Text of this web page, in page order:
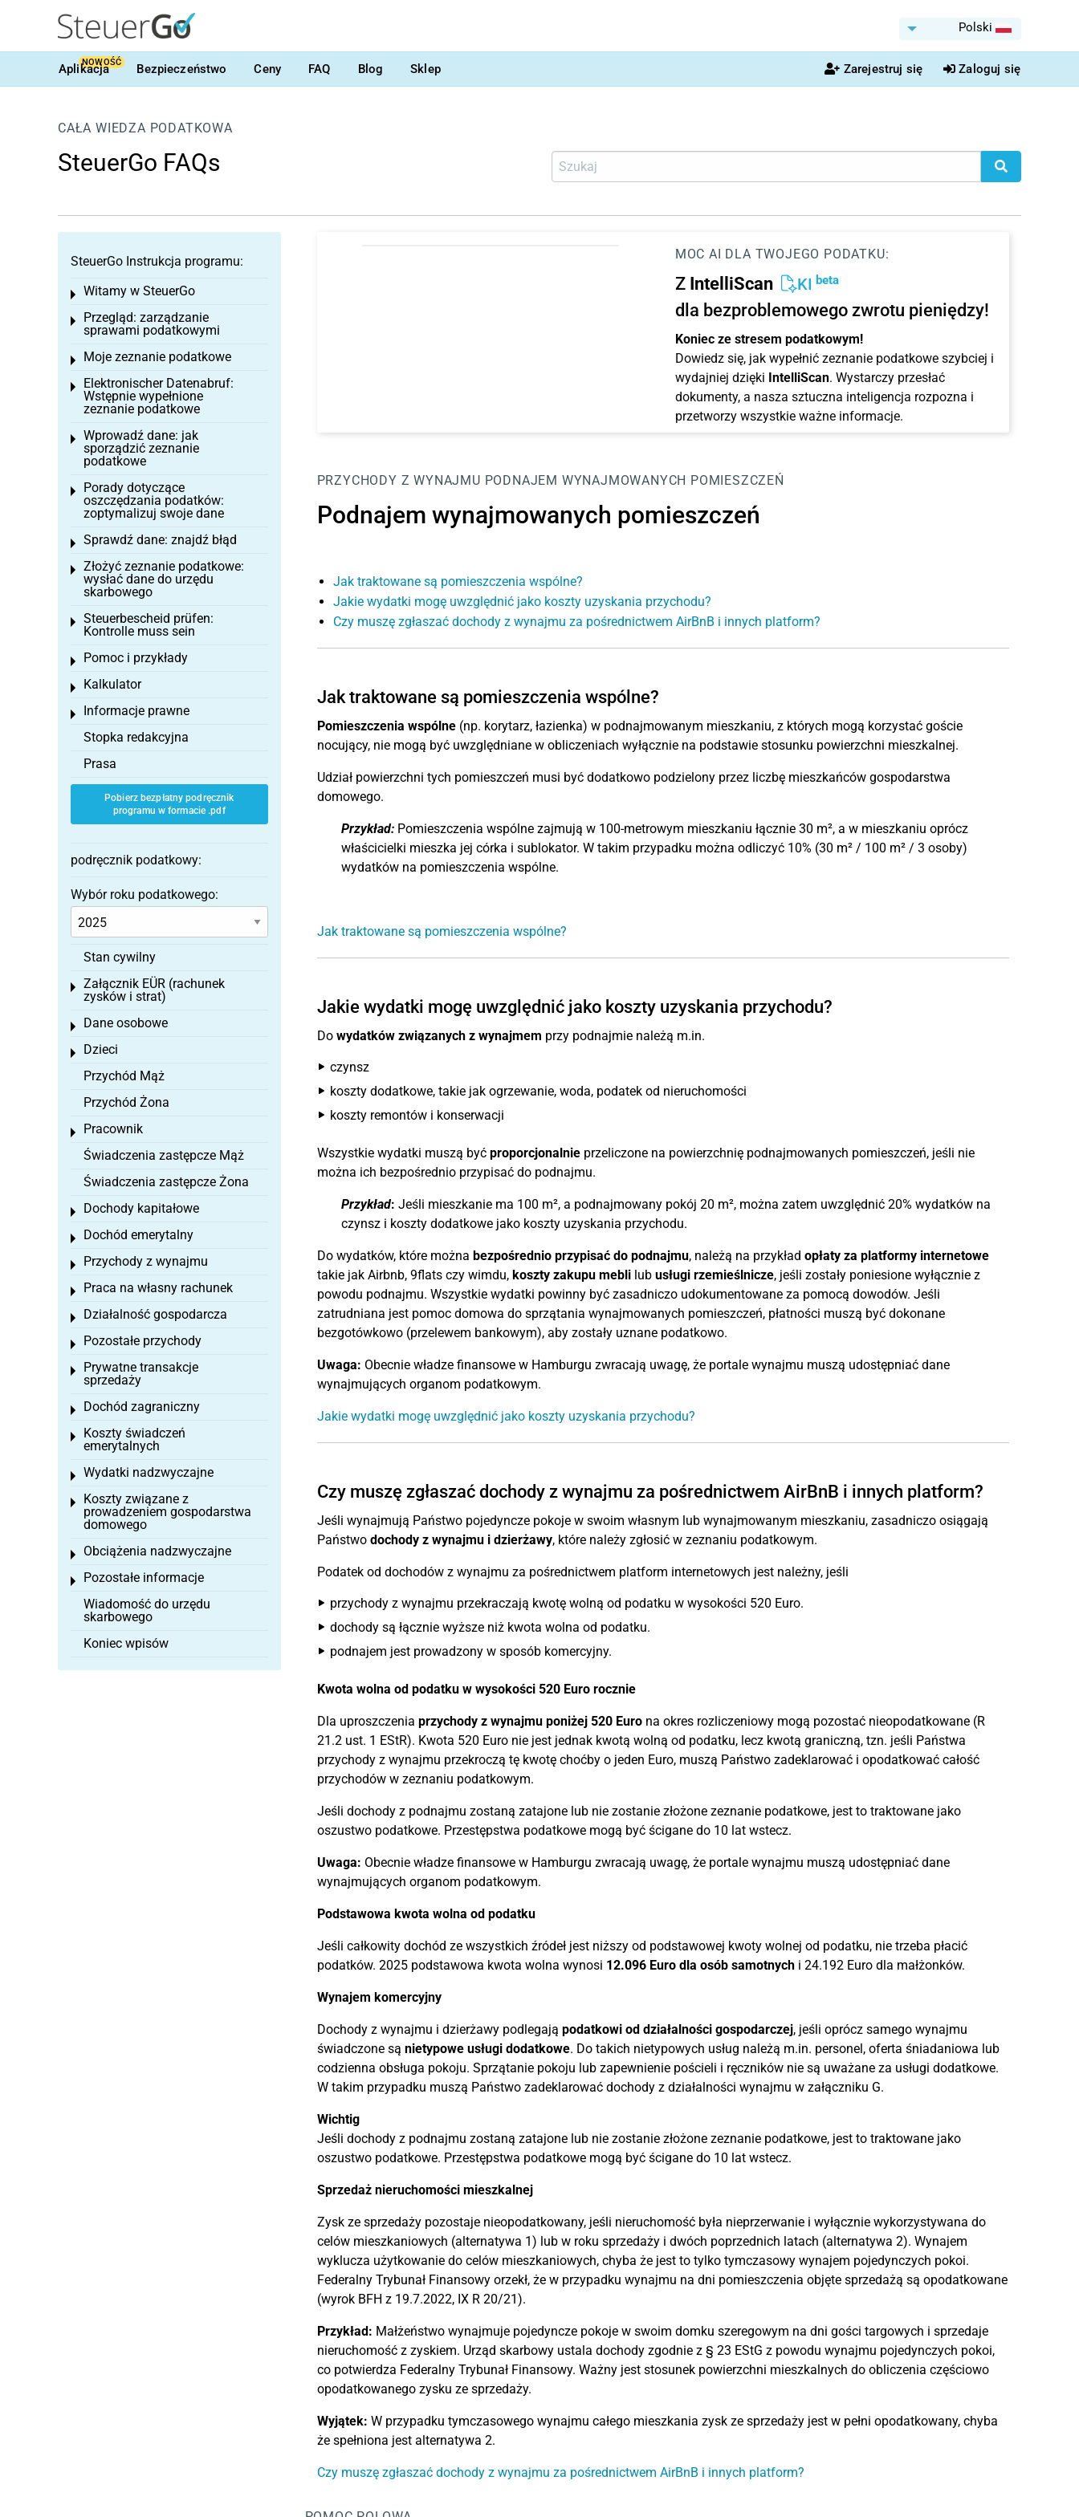
Polski
Aplikacja
NOWOŚĆ Bezpieczeństwo Ceny FAQ Blog Sklep Zarejestruj się Zaloguj się
CAŁA WIEDZA PODATKOWA
SteuerGo FAQs
MOC AI DLA TWOJEGO PODATKU:
Z IntelliScan KI beta
dla bezproblemowego zwrotu pieniędzy!
Koniec ze stresem podatkowym!
Dowiedz się, jak wypełnić zeznanie podatkowe szybciej i
wydajniej dzięki IntelliScan. Wystarczy przesłać
dokumenty, a nasza sztuczna inteligencja rozpozna i
przetworzy wszystkie ważne informacje.
PRZYCHODY Z WYNAJMU PODNAJEM WYNAJMOWANYCH POMIESZCZEŃ
Podnajem wynajmowanych pomieszczeń
Jak traktowane są pomieszczenia wspólne?
Jakie wydatki mogę uwzględnić jako koszty uzyskania przychodu?
Czy muszę zgłaszać dochody z wynajmu za pośrednictwem AirBnB i innych platform?
Jak traktowane są pomieszczenia wspólne?
Pomieszczenia wspólne(np. korytarz, łazienka) w podnajmowanym mieszkaniu, z których mogą korzystać goście
nocujący, nie mogą być uwzględniane w obliczeniach wyłącznie na podstawie stosunku powierzchni mieszkalnej.
Udział powierzchni tych pomieszczeń musi być dodatkowo podzielony przez liczbę mieszkańców gospodarstwa
domowego.
Przykład: Pomieszczenia wspólne zajmują w 100-metrowym mieszkaniu łącznie 30 m², a w mieszkaniu oprócz
właścicielki mieszka jej córka i sublokator. W takim przypadku można odliczyć 10% (30 m² / 100 m² / 3 osoby)
wydatków na pomieszczenia wspólne.
Jak traktowane są pomieszczenia wspólne?
Jakie wydatki mogę uwzględnić jako koszty uzyskania przychodu?
Do wydatków związanych z wynajmem przy podnajmie należą m.in.
czynsz
koszty dodatkowe, takie jak ogrzewanie, woda, podatek od nieruchomości
koszty remontów i konserwacji
Wszystkie wydatki muszą być proporcjonalnieprzeliczone na powierzchnię podnajmowanych pomieszczeń, jeśli nie
można ich bezpośrednio przypisać do podnajmu.
Przykład: Jeśli mieszkanie ma 100 m², a podnajmowany pokój 20 m², można zatem uwzględnić 20% wydatków na
czynsz i koszty dodatkowe jako koszty uzyskania przychodu.
Do wydatków, które można bezpośrednio przypisać do podnajmu, należą na przykład opłaty za platformy internetowe
takie jak Airbnb, 9flats czy wimdu, koszty zakupu meblilub usługi rzemieślnicze, jeśli zostały poniesione wyłącznie z
powodu podnajmu. Wszystkie wydatki powinny być zasadniczo udokumentowane za pomocą dowodów. Jeśli
zatrudniana jest pomoc domowa do sprzątania wynajmowanych pomieszczeń, płatności muszą być dokonane
bezgotówkowo (przelewem bankowym), aby zostały uznane podatkowo.
Uwaga: Obecnie władze finansowe w Hamburgu zwracają uwagę, że portale wynajmu muszą udostępniać dane
wynajmujących organom podatkowym.
Jakie wydatki mogę uwzględnić jako koszty uzyskania przychodu?
Czy muszę zgłaszać dochody z wynajmu za pośrednictwem AirBnB i innych platform?
Jeśli wynajmują Państwo pojedyncze pokoje w swoim własnym lub wynajmowanym mieszkaniu, zasadniczo osiągają
Państwo dochody z wynajmu i dzierżawy, które należy zgłosić w zeznaniu podatkowym.
Podatek od dochodów z wynajmu za pośrednictwem platform internetowych jest należny, jeśli
przychody z wynajmu przekraczają kwotę wolną od podatku w wysokości 520 Euro.
dochody są łącznie wyższe niż kwota wolna od podatku.
podnajem jest prowadzony w sposób komercyjny.
Kwota wolna od podatku w wysokości 520 Euro rocznie
Dla uproszczenia przychody z wynajmu poniżej 520 Eurona okres rozliczeniowy mogą pozostać nieopodatkowane (R
21.2 ust. 1 EStR). Kwota 520 Euro nie jest jednak kwotą wolną od podatku, lecz kwotą graniczną, tzn. jeśli Państwa
przychody z wynajmu przekroczą tę kwotę choćby o jeden Euro, muszą Państwo zadeklarować i opodatkować całość
przychodów w zeznaniu podatkowym.
Jeśli dochody z podnajmu zostaną zatajone lub nie zostanie złożone zeznanie podatkowe, jest to traktowane jako
oszustwo podatkowe. Przestępstwa podatkowe mogą być ścigane do 10 lat wstecz.
Uwaga: Obecnie władze finansowe w Hamburgu zwracają uwagę, że portale wynajmu muszą udostępniać dane
wynajmujących organom podatkowym.
Podstawowa kwota wolna od podatku
Jeśli całkowity dochód ze wszystkich źródeł jest niższy od podstawowej kwoty wolnej od podatku, nie trzeba płacić
podatków. 2025 podstawowa kwota wolna wynosi 12.096 Euro dla osób samotnychi 24.192 Euro dla małżonków.
Wynajem komercyjny
Dochody z wynajmu i dzierżawy podlegają podatkowi od działalności gospodarczej, jeśli oprócz samego wynajmu
świadczone są nietypowe usługi dodatkowe. Do takich nietypowych usług należą m.in. personel, oferta śniadaniowa lub
codzienna obsługa pokoju. Sprzątanie pokoju lub zapewnienie pościeli i ręczników nie są uważane za usługi dodatkowe.
W takim przypadku muszą Państwo zadeklarować dochody z działalności wynajmu w załączniku G.
Wichtig
Jeśli dochody z podnajmu zostaną zatajone lub nie zostanie złożone zeznanie podatkowe, jest to traktowane jako
oszustwo podatkowe. Przestępstwa podatkowe mogą być ścigane do 10 lat wstecz.
Sprzedaż nieruchomości mieszkalnej
Zysk ze sprzedaży pozostaje nieopodatkowany, jeśli nieruchomość była nieprzerwanie i wyłącznie wykorzystywana do
celów mieszkaniowych (alternatywa 1) lub w roku sprzedaży i dwóch poprzednich latach (alternatywa 2). Wynajem
wyklucza użytkowanie do celów mieszkaniowych, chyba że jest to tylko tymczasowy wynajem pojedynczych pokoi.
Federalny Trybunał Finansowy orzekł, że w przypadku wynajmu na dni pomieszczenia objęte sprzedażą są opodatkowane
(wyrok BFH z 19.7.2022, IX R 20/21).
Przykład: Małżeństwo wynajmuje pojedyncze pokoje w swoim domku szeregowym na dni gości targowych i sprzedaje
nieruchomość z zyskiem. Urząd skarbowy ustala dochody zgodnie z § 23 EStG z powodu wynajmu pojedynczych pokoi,
co potwierdza Federalny Trybunał Finansowy. Ważny jest stosunek powierzchni mieszkalnych do obliczenia częściowo
opodatkowanego zysku ze sprzedaży.
Wyjątek: W przypadku tymczasowego wynajmu całego mieszkania zysk ze sprzedaży jest w pełni opodatkowany, chyba
że spełniona jest alternatywa 2.
Czy muszę zgłaszać dochody z wynajmu za pośrednictwem AirBnB i innych platform?
SteuerGo Instrukcja programu:
Witamy w SteuerGo
Toggle menu
Przegląd: zarządzanie
sprawami podatkowymi
Toggle menu
Moje zeznanie podatkowe
Toggle menu
Elektronischer Datenabruf:
Wstępnie wypełnione
zeznanie podatkowe
Toggle menu
Wprowadź dane: jak
sporządzić zeznanie
podatkowe
Toggle menu
Porady dotyczące
oszczędzania podatków:
zoptymalizuj swoje dane
Toggle menu
Sprawdź dane: znajdź błąd
Toggle menu
Złożyć zeznanie podatkowe:
wysłać dane do urzędu
skarbowego
Toggle menu
Steuerbescheid prüfen:
Kontrolle muss sein
Toggle menu
Pomoc i przykłady
Toggle menu
Kalkulator
Toggle menu
Informacje prawne
Toggle menu
Stopka redakcyjna
Prasa
Pobierz bezpłatny podręcznik
programu w formacie .pdf
podręcznik podatkowy:
Wybór roku podatkowego:
Stan cywilny
Załącznik EÜR (rachunek
zysków i strat)
Toggle menu
Dane osobowe
Toggle menu
Dzieci
Toggle menu
Przychód Mąż
Przychód Żona
Pracownik
Toggle menu
Świadczenia zastępcze Mąż
Świadczenia zastępcze Żona
Dochody kapitałowe
Toggle menu
Dochód emerytalny
Toggle menu
Przychody z wynajmu
Toggle menu
Praca na własny rachunek
Toggle menu
Działalność gospodarcza
Toggle menu
Pozostałe przychody
Toggle menu
Prywatne transakcje
sprzedaży
Toggle menu
Dochód zagraniczny
Toggle menu
Koszty świadczeń
emerytalnych
Toggle menu
Wydatki nadzwyczajne
Toggle menu
Koszty związane z
prowadzeniem gospodarstwa
domowego
Toggle menu
Obciążenia nadzwyczajne
Toggle menu
Pozostałe informacje
Toggle menu
Wiadomość do urzędu
skarbowego
Koniec wpisów